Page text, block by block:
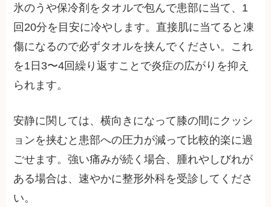
氷のうや保冷剤をタオルで包んで患部に当て、1
回20分を目安に冷やします。直接肌に当てると凍
傷になるので必ずタオルを挟んでください。これ
を1日3〜4回繰り返すことで炎症の広がりを抑え
られます。
安静に関しては、横向きになって膝の間にクッシ
ョンを挟むと患部への圧力が減って比較的楽に過
ごせます。強い痛みが続く場合、腫れやしびれが
ある場合は、速やかに整形外科を受診してくださ
い。